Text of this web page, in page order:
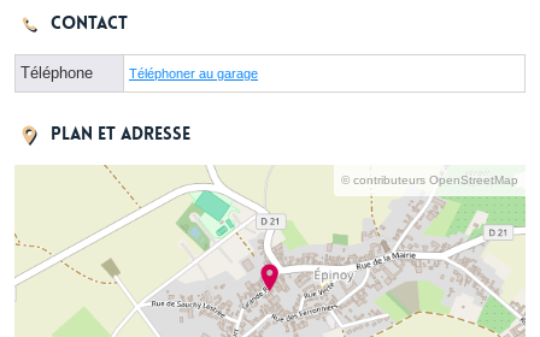
Contact
Téléphone Téléphoner au garage
Plan et adresse
© contributeurs OpenStreetMap